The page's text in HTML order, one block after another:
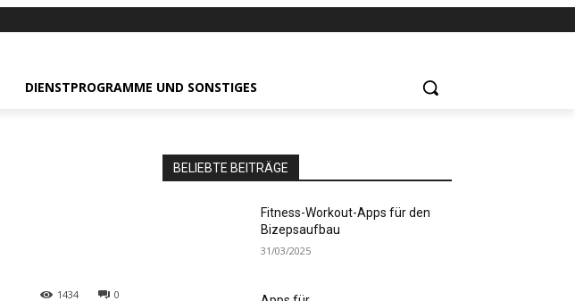
DIENSTPROGRAMME UND SONSTIGES
0
1434
BELIEBTE BEITRÄGE
Fitness-Workout-Apps für den
Bizepsaufbau
31/03/2025